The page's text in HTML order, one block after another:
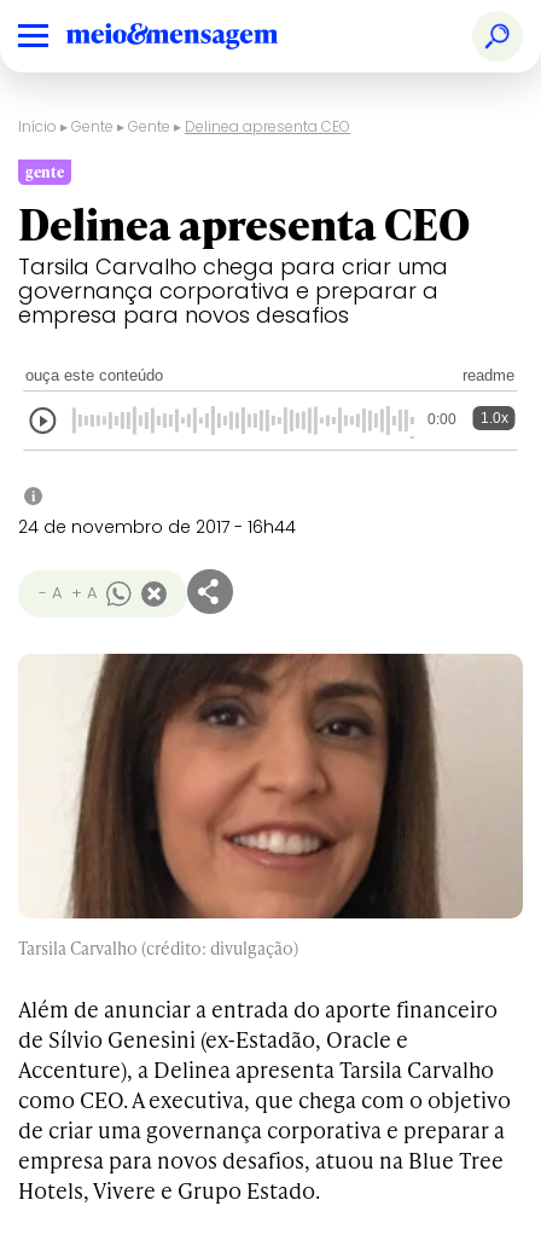
Início ▸Gente ▸Gente ▸ Delinea apresenta CEO
gente
Delinea apresenta CEO
Tarsila Carvalho chega para criar uma
governança corporativa e preparar a
empresa para novos desafios
ouça este conteúdo readme
0:00 1.0x
i
24 de novembro de 2017 - 16h44
- A + A
Tarsila Carvalho (crédito: divulgação)
Além de anunciar a entrada do aporte financeiro
de Sílvio Genesini (ex-Estadão, Oracle e
Accenture), a Delinea apresenta Tarsila Carvalho
como CEO. A executiva, que chega com o objetivo
de criar uma governança corporativa e preparar a
empresa para novos desafios, atuou na Blue Tree
Hotels, Vivere e Grupo Estado.